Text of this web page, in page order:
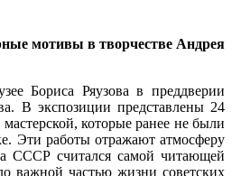
мотивы в творчестве Андрея
Бориса Ряузова в преддверии
В экспозиции представлены 24
которые ранее не были
Эти работы отражают атмосферу
СССР считался самой читающей
важной частью жизни советских